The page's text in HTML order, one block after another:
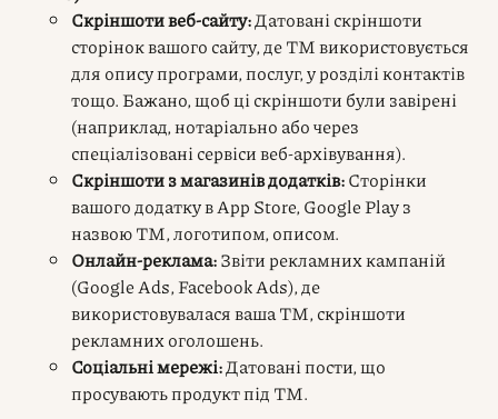
Скріншоти веб-сайту:Датовані скріншоти
сторінок вашого сайту, де ТМ використовується
для опису програми, послуг, у розділі контактів
тощо. Бажано, щоб ці скріншоти були завірені
(наприклад, нотаріально або через
спеціалізовані сервіси веб-архівування).
Скріншоти з магазинів додатків:Сторінки
вашого додатку в App Store, Google Play з
назвою ТМ, логотипом, описом.
Онлайн-реклама:Звіти рекламних кампаній
(Google Ads, Facebook Ads), де
використовувалася ваша ТМ, скріншоти
рекламних оголошень.
Соціальні мережі:Датовані пости, що
просувають продукт під ТМ.